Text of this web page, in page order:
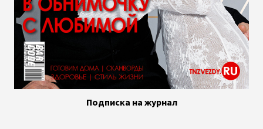
Подписка на журнал